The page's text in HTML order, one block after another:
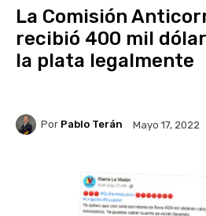
La Comisión
recibió 400 mil
la plata legalmente
Por Pablo Terán Mayo 17, 2022